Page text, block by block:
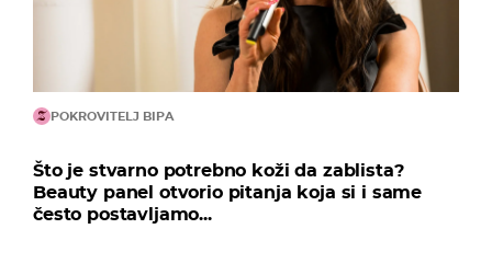
POKROVITELJ BIPA
Što je stvarno potrebno koži da zablista?
Beauty panel otvorio pitanja koja si i same
često postavljamo...